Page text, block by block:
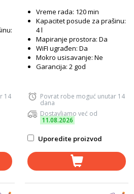
14
Vreme rada: 120 min
Kapacitet posude za prašinu:
4 l
Mapiranje prostora: Da
WiFI ugrađen: Da
Mokro usisavanje: Ne
Garancija: 2 god
Povrat robe moguć unutar 14
dana
Dostavljamo već od
11.08.2026
Uporedite proizvod